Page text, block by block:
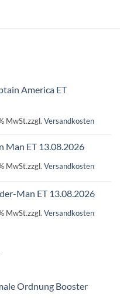
America ET
MwSt.zzgl. Versandkosten
Man ET 13.08.2026
MwSt.zzgl. Versandkosten
Man ET 13.08.2026
MwSt.zzgl. Versandkosten
Ordnung Booster